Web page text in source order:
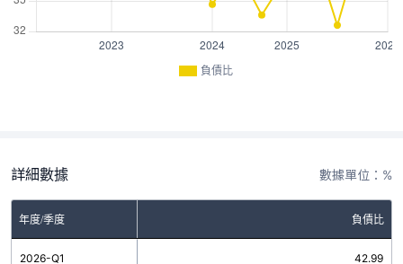
負債比
詳細數據 數據單位：%
年度/季度 負債比
2026-Q1 42.99